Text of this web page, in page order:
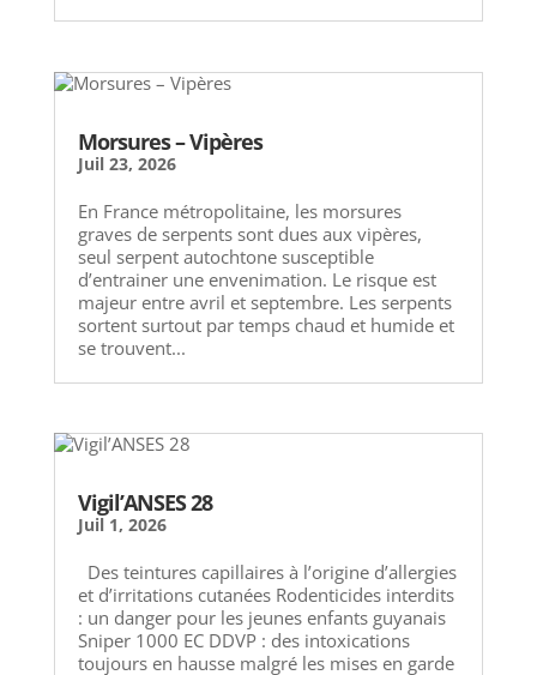
Morsures – Vipères
Juil 23, 2026
En France métropolitaine, les morsures
graves de serpents sont dues aux vipères,
seul serpent autochtone susceptible
d’entrainer une envenimation. Le risque est
majeur entre avril et septembre. Les serpents
sortent surtout par temps chaud et humide et
se trouvent...
Vigil’ANSES 28
Juil 1, 2026
Des teintures capillaires à l’origine d’allergies
et d’irritations cutanées Rodenticides interdits
: un danger pour les jeunes enfants guyanais
Sniper 1000 EC DDVP : des intoxications
toujours en hausse malgré les mises en garde